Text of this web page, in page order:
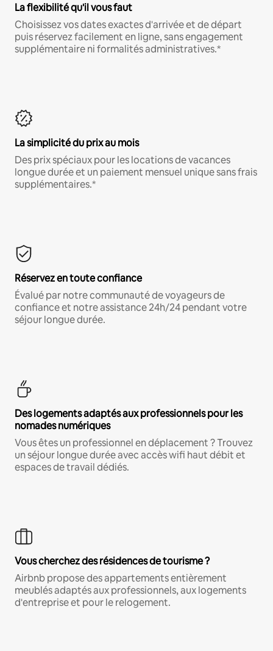
La flexibilité qu'il vous faut
Choisissez vos dates exactes d'arrivée et de départ
puis réservez facilement en ligne, sans engagement
supplémentaire ni formalités administratives.*
La simplicité du prix au mois
Des prix spéciaux pour les locations de vacances
longue durée et un paiement mensuel unique sans frais
supplémentaires.*
Réservez en toute confiance
Évalué par notre communauté de voyageurs de
confiance et notre assistance 24h/24 pendant votre
séjour longue durée.
Des logements adaptés aux professionnels pour les
nomades numériques
Vous êtes un professionnel en déplacement ? Trouvez
un séjour longue durée avec accès wifi haut débit et
espaces de travail dédiés.
Vous cherchez des résidences de tourisme ?
Airbnb propose des appartements entièrement
meublés adaptés aux professionnels, aux logements
d'entreprise et pour le relogement.